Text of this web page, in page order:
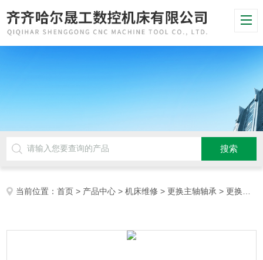
当前位置：首页 > 产品中心 >机床维修 >更换主轴轴承 > 更换主轴轴承